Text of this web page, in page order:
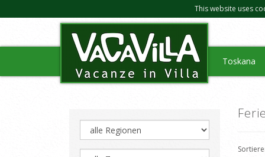
This website uses
Toskana